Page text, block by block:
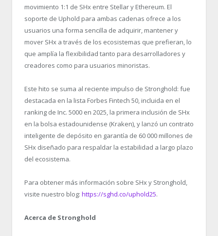
movimiento 1:1 de SHx entre Stellar y Ethereum. El
soporte de Uphold para ambas cadenas ofrece a los
usuarios una forma sencilla de adquirir, mantener y
mover SHx a través de los ecosistemas que prefieran, lo
que amplía la flexibilidad tanto para desarrolladores y
creadores como para usuarios minoristas.
Este hito se suma al reciente impulso de Stronghold: fue
destacada en la lista Forbes Fintech 50, incluida en el
ranking de Inc. 5000 en 2025, la primera inclusión de SHx
en la bolsa estadounidense (Kraken), y lanzó un contrato
inteligente de depósito en garantía de 60 000 millones de
SHx diseñado para respaldar la estabilidad a largo plazo
del ecosistema.
Para obtener más información sobre SHx y Stronghold,
visite nuestro blog: https://sghd.co/uphold25.
Acerca de Stronghold